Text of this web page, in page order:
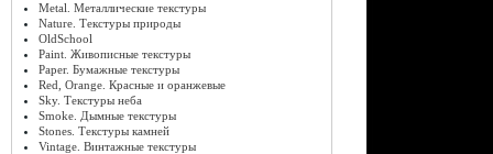
Metal. Металлические текстуры
Nature. Текстуры природы
OldSchool
Paint. Живописные текстуры
Paper. Бумажные текстуры
Red, Orange. Красные и оранжевые
Sky. Текстуры неба
Smoke. Дымные текстуры
Stones. Текстуры камней
Vintage. Винтажные текстуры